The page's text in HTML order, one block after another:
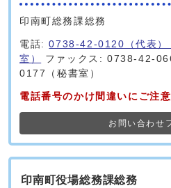
印南町総務課総務
電話:0738-42-0120（代表
室）
ファックス: 0738-42-
0177（秘書室）
電話番号のかけ間違いにご注
お問い合わせ
印南町役場総務課総務